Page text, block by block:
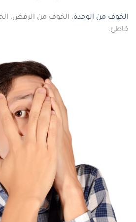
الخوف من الوحدة، الخوف من الرفض،
خاطئ.